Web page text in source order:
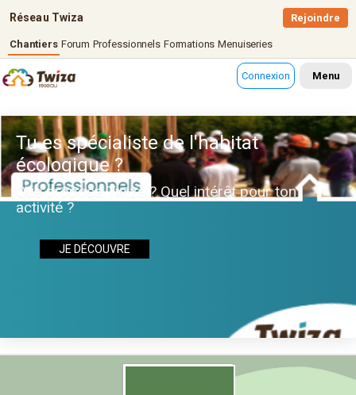
Réseau Twiza
Chantiers Forum Professionnels Formations Menuiseries
Rejoindre
Connexion Menu
Tu es spécialiste de l'habitat
écologique ?
Que propose Twiza ? Quel intérêt pour ton
activité ?
JE DÉCOUVRE